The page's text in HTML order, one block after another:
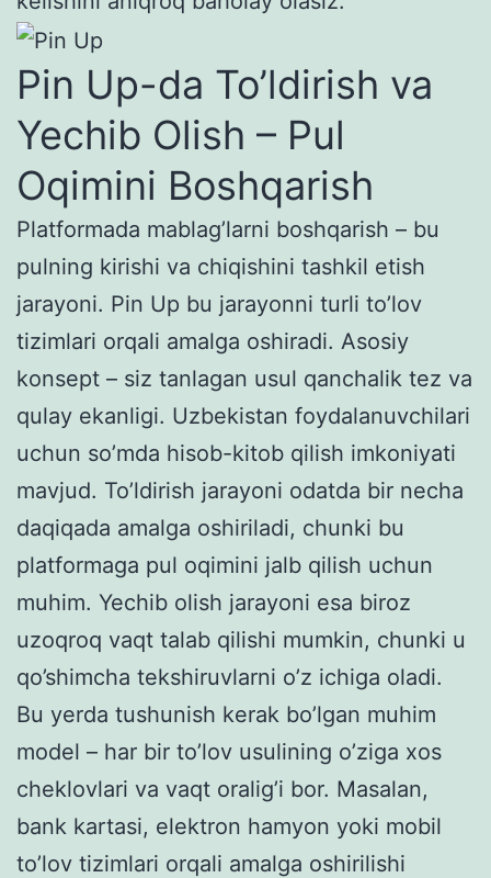
Pin Up-da To’ldirish va
Yechib Olish – Pul
Oqimini Boshqarish
Platformada mablag’larni boshqarish – bu
pulning kirishi va chiqishini tashkil etish
jarayoni. Pin Up bu jarayonni turli to’lov
tizimlari orqali amalga oshiradi. Asosiy
konsept – siz tanlagan usul qanchalik tez va
qulay ekanligi. Uzbekistan foydalanuvchilari
uchun so’mda hisob-kitob qilish imkoniyati
mavjud. To’ldirish jarayoni odatda bir necha
daqiqada amalga oshiriladi, chunki bu
platformaga pul oqimini jalb qilish uchun
muhim. Yechib olish jarayoni esa biroz
uzoqroq vaqt talab qilishi mumkin, chunki u
qo’shimcha tekshiruvlarni o’z ichiga oladi.
Bu yerda tushunish kerak bo’lgan muhim
model – har bir to’lov usulining o’ziga xos
cheklovlari va vaqt oralig’i bor. Masalan,
bank kartasi, elektron hamyon yoki mobil
to’lov tizimlari orqali amalga oshirilishi